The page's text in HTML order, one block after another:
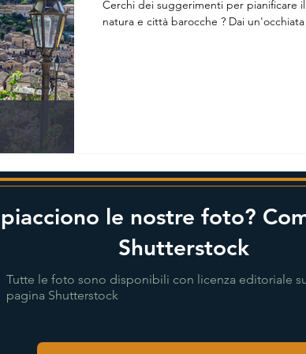
Cerchi dei suggerimenti per pianificare
natura e città barocche ? Dai
le nostre foto?
Shutterstock
Tutte le foto sono disponibili con licenza editoriale
pagina Shutterstock